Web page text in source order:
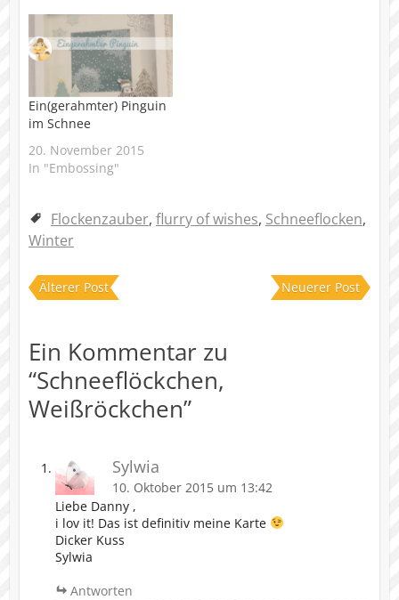
Ein(gerahmter) Pinguin
im Schnee
20. November 2015
In "Embossing"
Flockenzauber, flurry of wishes, Schneeflocken,
Winter
Älterer Post Neuerer Post
Ein Kommentar zu
“Schneeflöckchen,
Weißröckchen”
Sylwia
10. Oktober 2015 um 13:42
Liebe Danny ,
i lov it! Das ist definitiv meine Karte
Dicker Kuss
Sylwia
Antworten